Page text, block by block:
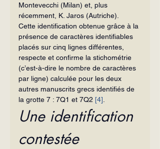
Montevecchi (Milan) et, plus
récemment, K. Jaros (Autriche).
Cette identification obtenue grâce à la
présence de caractères identifiables
placés sur cinq lignes différentes,
respecte et confirme la stichométrie
(c’est-à-dire le nombre de caractères
par ligne) calculée pour les deux
autres manuscrits grecs identifiés de
la grotte 7 : 7Q1 et 7Q2 [4]
Une identification
contestée